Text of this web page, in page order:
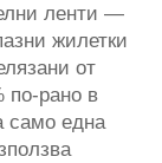
ленти —
жилетки
от
по-рано в
само една